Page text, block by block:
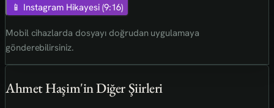
📱 Instagram Hikayesi (9:16)
Mobil cihazlarda dosyayı doğrudan uygulamaya
gönderebilirsiniz.
Ahmet Haşim'in Diğer Şiirleri